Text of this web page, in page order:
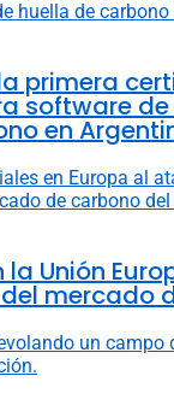
primera
software
en
Unión
mercado